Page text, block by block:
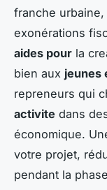
franche
exonérations
aides pour la
bien aux jeunes
repreneurs qui
activite dans
économique.
votre projet,
pendant la